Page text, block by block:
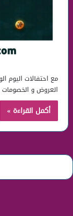
العروض و الخصومات
أكمل القراءة »